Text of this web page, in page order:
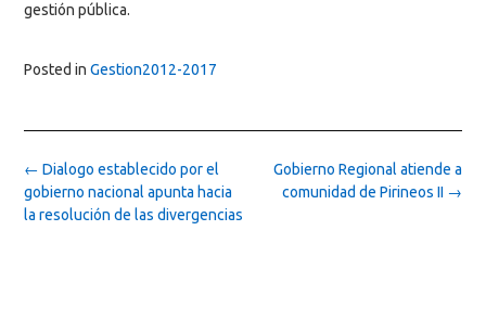
gestión pública.
Posted in Gestion2012-2017
Post
navigation
Gobierno Regional atiende a
comunidad de Pirineos II →
← Dialogo establecido por el
gobierno nacional apunta hacia
la resolución de las divergencias